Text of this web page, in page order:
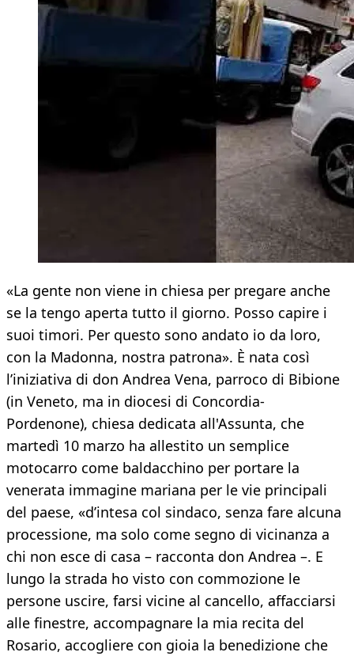
«La gente non viene in chiesa per pregare anche
se la tengo aperta tutto il giorno. Posso capire i
suoi timori. Per questo sono andato io da loro,
con la Madonna, nostra patrona». È nata così
l’iniziativa di don Andrea Vena, parroco di Bibione
(in Veneto, ma in diocesi di Concordia-
Pordenone), chiesa dedicata all'Assunta, che
martedì 10 marzo ha allestito un semplice
motocarro come baldacchino per portare la
venerata immagine mariana per le vie principali
del paese, «d’intesa col sindaco, senza fare alcuna
processione, ma solo come segno di vicinanza a
chi non esce di casa – racconta don Andrea –. E
lungo la strada ho visto con commozione le
persone uscire, farsi vicine al cancello, affacciarsi
alle finestre, accompagnare la mia recita del
Rosario, accogliere con gioia la benedizione che